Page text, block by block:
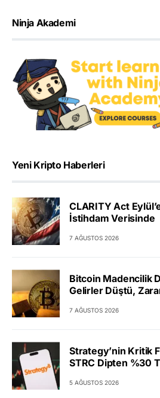
Ninja Akademi
Yeni Kripto Haberleri
CLARITY Act
İstihdam Verisinde
7 AĞUSTOS 2026
Bitcoin Madencilik
Gelirler Düştü,
7 AĞUSTOS 2026
Strategy’nin Kritik
STRC Dipten %30
5 AĞUSTOS 2026